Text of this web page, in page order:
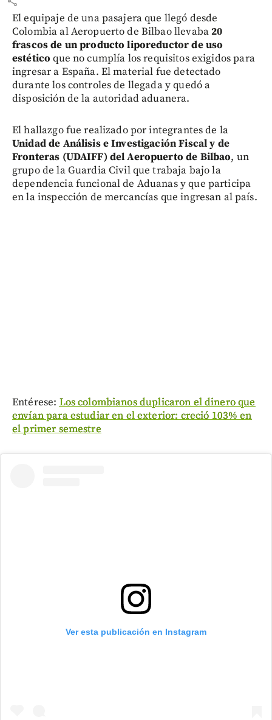
El equipaje de una pasajera que llegó desde
Colombia al Aeropuerto de Bilbao llevaba20
frascos de un producto liporeductor de uso
estético que no cumplía los requisitos exigidos para
ingresar a España. El material fue detectado
durante los controles de llegada y quedó a
disposición de la autoridad aduanera.
El hallazgo fue realizado por integrantes de la
Unidad de Análisis e Investigación Fiscal y de
Fronteras (UDAIFF) del Aeropuerto de Bilbao, un
grupo de la Guardia Civil que trabaja bajo la
dependencia funcional de Aduanas y que participa
en la inspección de mercancías que ingresan al país.
Entérese: Los colombianos duplicaron el dinero que
envían para estudiar en el exterior: creció 103% en
el primer semestre
Ver esta publicación en Instagram